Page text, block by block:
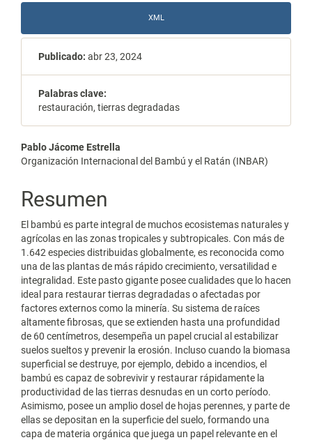
XML
Publicado: abr 23, 2024
Palabras clave:
restauración, tierras degradadas
Contenido
principal
del
artículo
Pablo Jácome Estrella
Organización Internacional del Bambú y el Ratán (INBAR)
Resumen
El bambú es parte integral de muchos ecosistemas naturales y
agrícolas en las zonas tropicales y subtropicales. Con más de
1.642 especies distribuidas globalmente, es reconocida como
una de las plantas de más rápido crecimiento, versatilidad e
integralidad. Este pasto gigante posee cualidades que lo hacen
ideal para restaurar tierras degradadas o afectadas por
factores externos como la minería. Su sistema de raíces
altamente fibrosas, que se extienden hasta una profundidad
de 60 centímetros, desempeña un papel crucial al estabilizar
suelos sueltos y prevenir la erosión. Incluso cuando la biomasa
superficial se destruye, por ejemplo, debido a incendios, el
bambú es capaz de sobrevivir y restaurar rápidamente la
productividad de las tierras desnudas en un corto período.
Asimismo, posee un amplio dosel de hojas perennes, y parte de
ellas se depositan en la superficie del suelo, formando una
capa de materia orgánica que juega un papel relevante en el